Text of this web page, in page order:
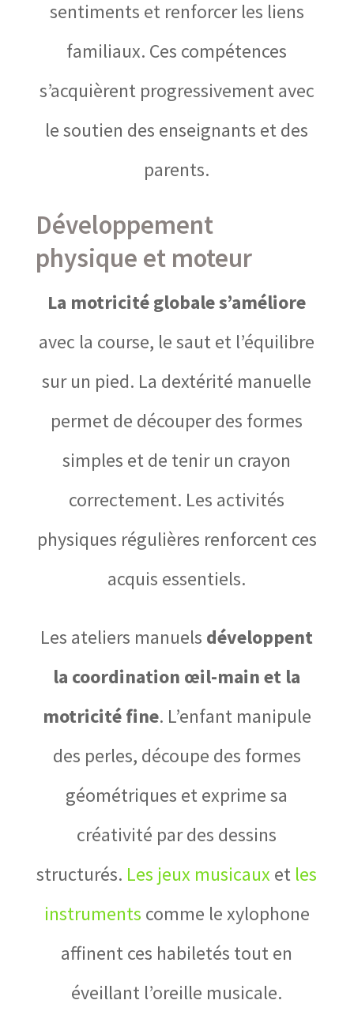
sentiments et renforcer les liens
familiaux. Ces compétences
s’acquièrent progressivement avec
le soutien des enseignants et des
parents.
Développement
physique et moteur
La motricité globale s’améliore
avec la course, le saut et l’équilibre
sur un pied. La dextérité manuelle
permet de découper des formes
simples et de tenir un crayon
correctement. Les activités
physiques régulières renforcent ces
acquis essentiels.
Les ateliers manuels développent
la coordination œil-main et la
motricité fine. L’enfant manipule
des perles, découpe des formes
géométriques et exprime sa
créativité par des dessins
structurés. Les jeux musicauxet les
instruments comme le xylophone
affinent ces habiletés tout en
éveillant l’oreille musicale.